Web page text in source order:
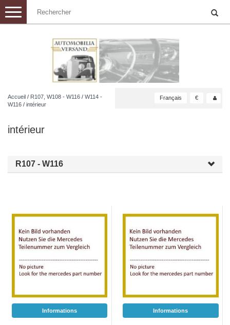
Toggle
navigation
Accueil / R107, W108 - W116 / W114 -
W116 / intérieur
Français €
intérieur
R107 - W116
Informations Informations